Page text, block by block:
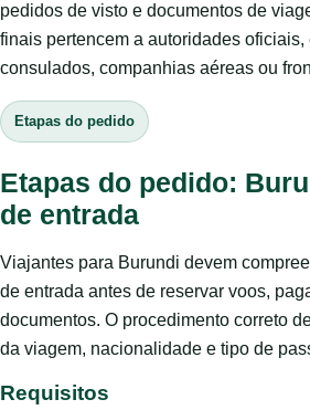
pedidos de visto e documentos de
finais pertencem a autoridades oficiais,
consulados, companhias aéreas ou
Etapas do pedido
Etapas do pedido:
de entrada
Viajantes para Burundi devem
de entrada antes de reservar voos,
documentos. O procedimento correto
da viagem, nacionalidade e tipo de
Requisitos